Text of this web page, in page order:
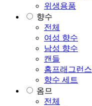
위생용품
향수
전체
여성 향수
남성 향수
캔들
홈프래그런스
향수 세트
옴므
전체